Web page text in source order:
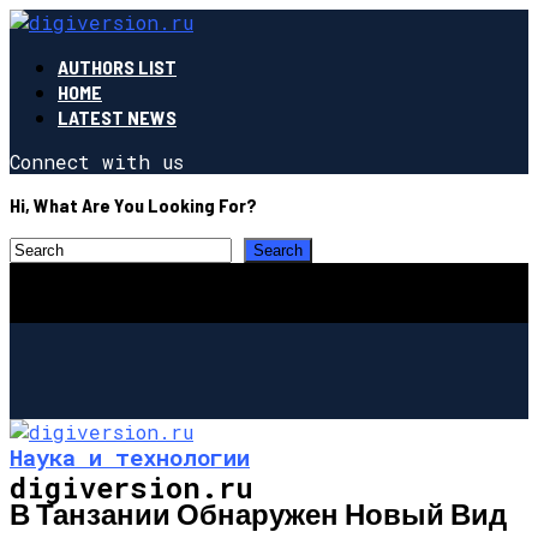
AUTHORS LIST
HOME
LATEST NEWS
Connect with us
Hi, What Are You Looking For?
digiversion.ru
Наука и технологии
В Танзании Обнаружен Новый Вид